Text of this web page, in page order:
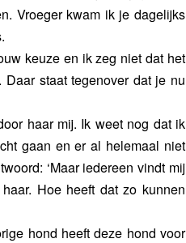
Vroeger kwam ik je dagelijks
keuze en ik zeg niet dat het
staat tegenover dat je nu
haar mij. Ik weet nog dat ik
gaan en er al helemaal niet
‘Maar iedereen vindt mij
Hoe heeft dat zo kunnen
hond heeft deze hond voor